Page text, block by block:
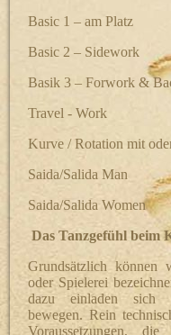
Basic 1 – am Platz
Basic 2 – Sidework
Basik 3 – Forwork &
Travel - Work
Kurve / Rotation mit
Saida/Salida Man
Saida/Salida Women
Das Tanzgefühl beim
Grundsätzlich
oder Spielerei
dazu einladen
bewegen.Rein
Voraussetzungen,